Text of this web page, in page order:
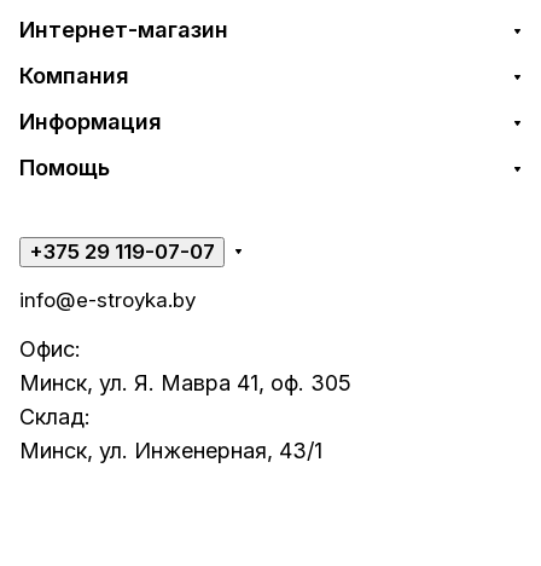
Интернет-магазин
Компания
Информация
Помощь
+375 29 119-07-07
info@e-stroyka.by
Офис:
Минск, ул. Я. Мавра 41, оф. 305
Склад:
Минск, ул. Инженерная, 43/1